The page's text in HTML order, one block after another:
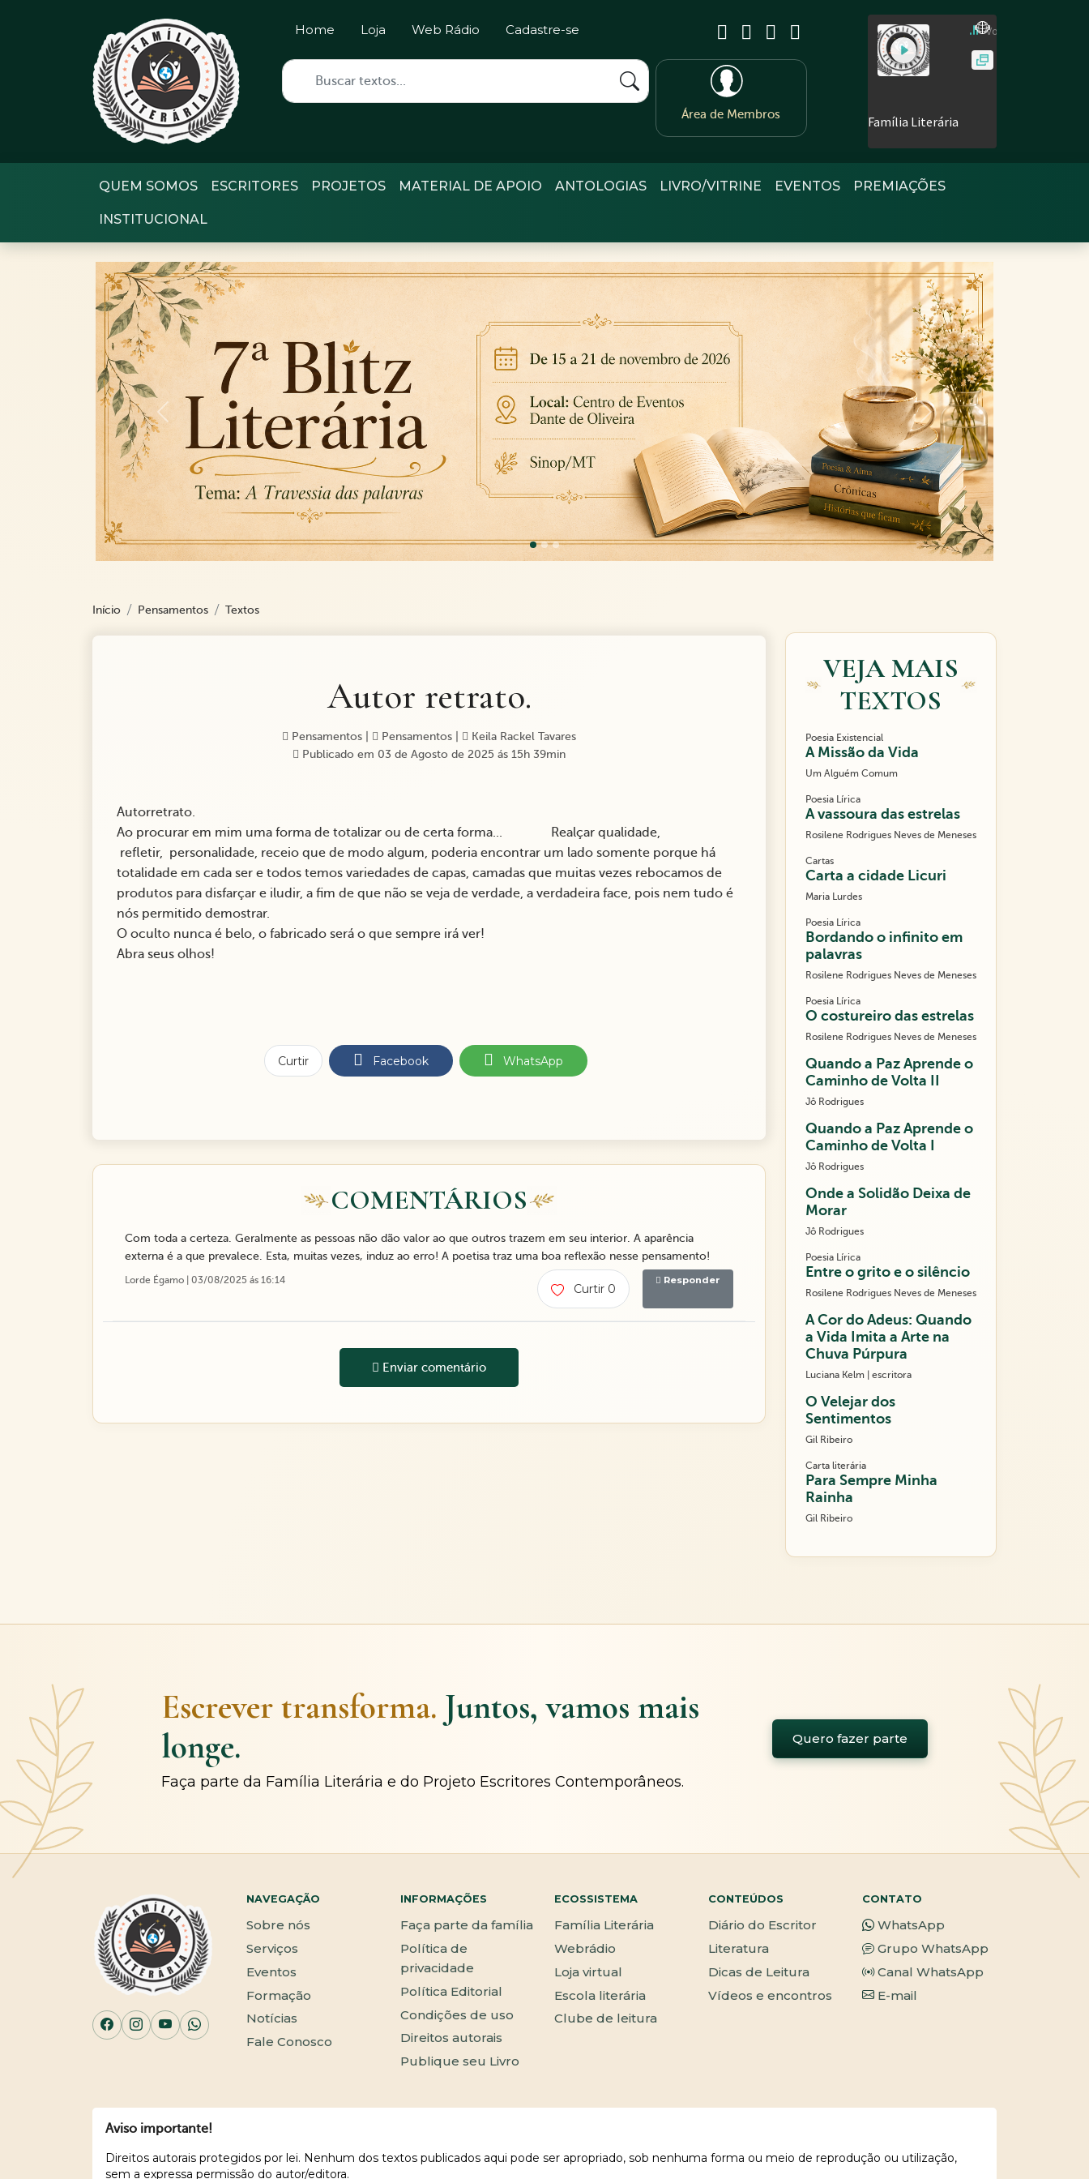
Home Loja Web Rádio Cadastre-se
Área de Membros
QUEM SOMOS ESCRITORES PROJETOS MATERIAL DE APOIO ANTOLOGIAS LIVRO/VITRINE EVENTOS PREMIAÇÕES
INSTITUCIONAL
Previous Next
Início Pensamentos Textos
Autor retrato.
Pensamentos Pensamentos
Keila Rackel Tavares
Publicado em 03 de Agosto de 2025 ás 15h 39min
Autorretrato.
Ao procurar em mim uma forma de totalizar ou de certa forma... Realçar qualidade,
refletir, personalidade, receio que de modo algum, poderia encontrar um lado somente porque há
totalidade em cada ser e todos temos variedades de capas, camadas que muitas vezes rebocamos de
produtos para disfarçar e iludir, a fim de que não se veja de verdade, a verdadeira face, pois nem tudo é
nós permitido demostrar.
O oculto nunca é belo, o fabricado será o que sempre irá ver!
Abra seus olhos!
Curtir Facebook WhatsApp
COMENTÁRIOS
Com toda a certeza. Geralmente as pessoas não dão valor ao que outros trazem em seu interior. A aparência
externa é a que prevalece. Esta, muitas vezes, induz ao erro! A poetisa traz uma boa reflexão nesse pensamento!
Lorde Égamo | 03/08/2025 ás 16:14
Curtir 0
Responder
Enviar comentário
VEJA MAIS
TEXTOS
Poesia Existencial
A Missão da Vida
Um Alguém Comum
Poesia Lírica
A vassoura das estrelas
Rosilene Rodrigues Neves de Meneses
Cartas
Carta a cidade Licuri
Maria Lurdes
Poesia Lírica
Bordando o infinito em
palavras
Rosilene Rodrigues Neves de Meneses
Poesia Lírica
O costureiro das estrelas
Rosilene Rodrigues Neves de Meneses
Quando a Paz Aprende o
Caminho de Volta II
Jô Rodrigues
Quando a Paz Aprende o
Caminho de Volta I
Jô Rodrigues
Onde a Solidão Deixa de
Morar
Jô Rodrigues
Poesia Lírica
Entre o grito e o silêncio
Rosilene Rodrigues Neves de Meneses
A Cor do Adeus: Quando
a Vida Imita a Arte na
Chuva Púrpura
Luciana Kelm | escritora
O Velejar dos
Sentimentos
Gil Ribeiro
Carta literária
Para Sempre Minha
Rainha
Gil Ribeiro
Escrever transforma. Juntos, vamos mais
longe.
Faça parte da Família Literária e do Projeto Escritores Contemporâneos.
Quero fazer parte
NAVEGAÇÃO
Sobre nós
Serviços
Eventos
Formação
Notícias
Fale Conosco
INFORMAÇÕES
Faça parte da família
Política de
privacidade
Política Editorial
Condições de uso
Direitos autorais
Publique seu Livro
ECOSSISTEMA
Família Literária
Webrádio
Loja virtual
Escola literária
Clube de leitura
CONTEÚDOS
Diário do Escritor
Literatura
Dicas de Leitura
Vídeos e encontros
CONTATO
WhatsApp
Grupo WhatsApp
Canal WhatsApp
E-mail
Aviso importante!
Direitos autorais protegidos por lei. Nenhum dos textos publicados aqui pode ser apropriado, sob nenhuma forma ou meio de reprodução ou utilização,
sem a expressa permissão do autor/editora.